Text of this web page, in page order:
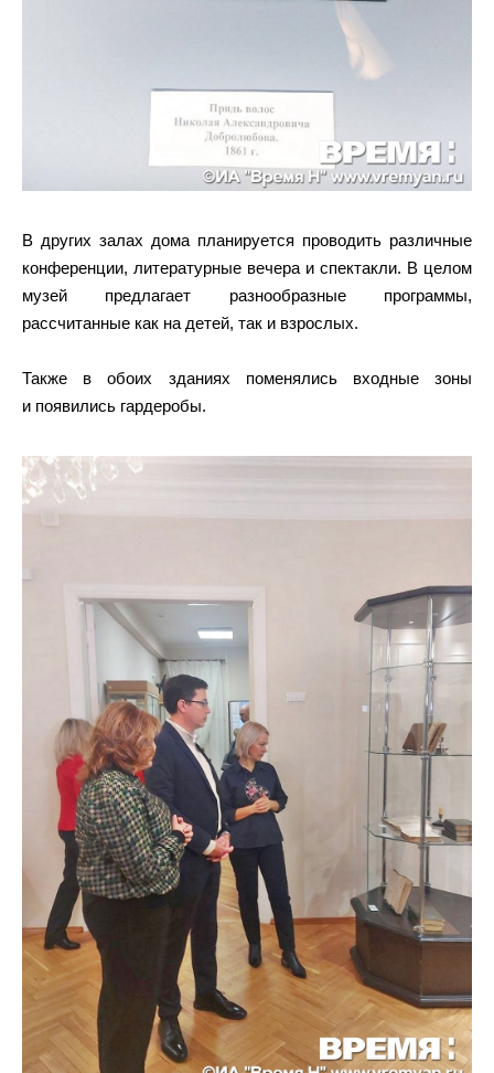
В других залах дома планируется проводить различные
конференции, литературные вечера и спектакли. В целом
музей предлагает разнообразные программы,
рассчитанные как на детей, так и взрослых.
Также в обоих зданиях поменялись входные зоны
и появились гардеробы.